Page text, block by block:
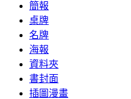
簡報
桌牌
名牌
海報
資料夾
書封面
插圖漫畫